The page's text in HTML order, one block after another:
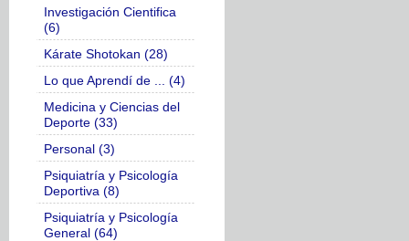
Investigación Cientifica
(6)
Kárate Shotokan (28)
Lo que Aprendí de ... (4)
Medicina y Ciencias del
Deporte (33)
Personal (3)
Psiquiatría y Psicología
Deportiva (8)
Psiquiatría y Psicología
General (64)